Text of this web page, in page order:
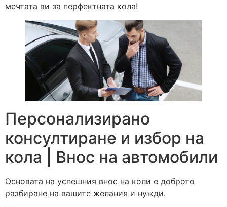
мечтата ви за перфектната кола!
Персонализирано
консултиране и избор на
кола | Внос на автомобили
Основата на успешния внос на коли е доброто
разбиране на вашите желания и нужди.